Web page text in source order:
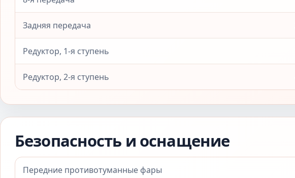
Задняя передача
Редуктор, 1-я ступень
Редуктор, 2-я ступень
Безопасность и оснащение
Передние противотуманные фары